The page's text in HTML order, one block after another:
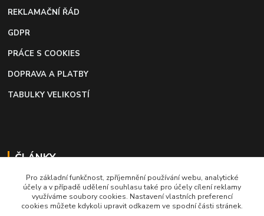
REKLAMAČNÍ ŘÁD
GDPR
PRÁCE S COOKIES
DOPRAVA A PLATBY
TABULKY VELIKOSTÍ
ČLÁNKY
Profi lepidlo na boty a kůži
Moto káva, nejlepší palivo pro motorkáře
Pro základní funkčnost, zpříjemnění používání webu, analytické
účely a v případě udělení souhlasu také pro účely cílení reklamy
využíváme soubory cookies. Nastavení vlastních preferencí
cookies můžete kdykoli upravit odkazem ve spodní části stránek.